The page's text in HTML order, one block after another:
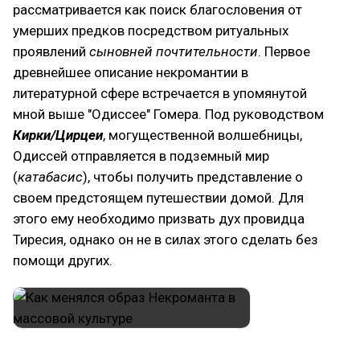
рассматривается как поиск благословения от
умерших предков посредством ритуальных
проявлений сыновней почтительности. Первое
древнейшее описание некромантии в
литературной сфере встречается в упомянутой
мной выше "Одиссее" Гомера. Под руководством
Кирки/Цирцеи, могущественной волшебницы,
Одиссей отправляется в подземный мир
(катабасис), чтобы получить представление о
своем предстоящем путешествии домой. Для
этого ему необходимо призвать дух провидца
Тиресия, однако он не в силах этого сделать без
помощи других.